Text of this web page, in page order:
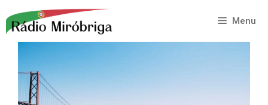
para
conteúdo
Menu